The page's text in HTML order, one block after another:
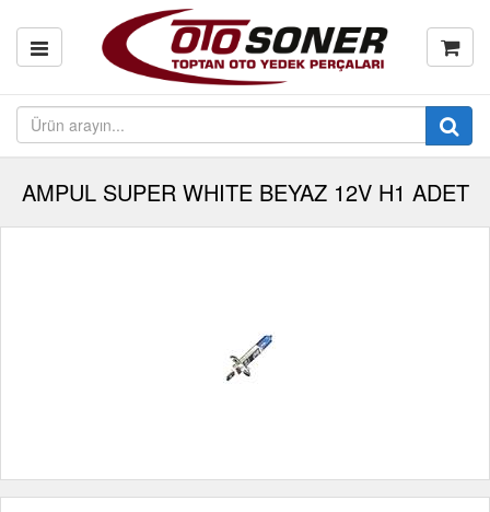
AMPUL SUPER WHITE BEYAZ 12V H1 ADET